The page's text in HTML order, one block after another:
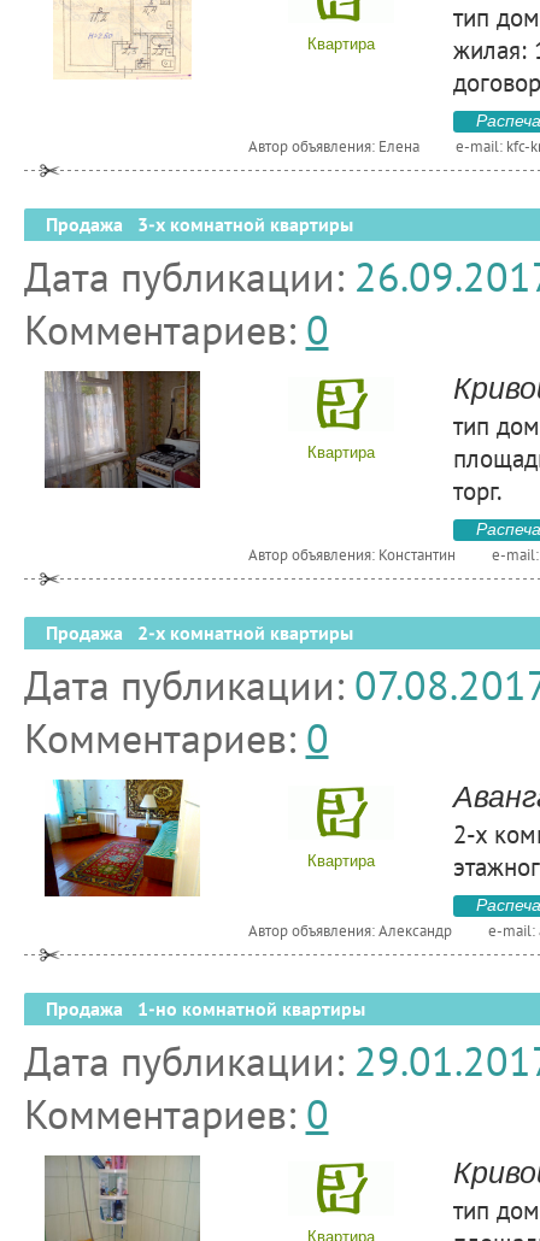
Квартира
тип
жилая:
Автор объявления: Елена e-mail: kfc-
Продажа 3-х комнатной квартиры
Дата публикации:
Комментариев: 0
Квартира
тип
торг.
Автор объявления: Константин e-
Продажа 2-х комнатной квартиры
Дата публикации:
Комментариев: 0
Квартира
2-х
Автор объявления: Александр e-mail:
Продажа 1-но комнатной квартиры
Дата публикации:
Комментариев: 0
Квартира
тип